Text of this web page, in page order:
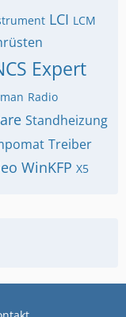
LCI LCM
Expert
Radio
Standheizung
Treiber
WinKFP X5